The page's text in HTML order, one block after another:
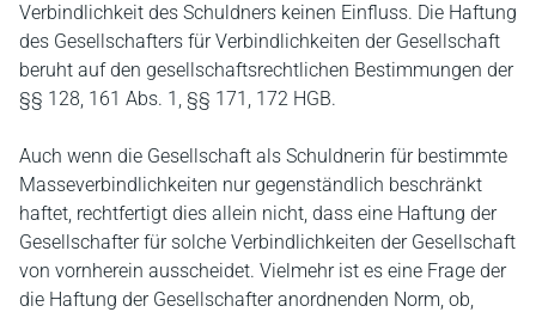
Verbindlichkeit des Schuldners keinen Einfluss. Die Haftung
des Gesellschafters für Verbindlichkeiten der Gesellschaft
beruht auf den gesellschaftsrechtlichen Bestimmungen der
§§ 128, 161 Abs. 1, §§ 171, 172 HGB.
Auch wenn die Gesellschaft als Schuldnerin für bestimmte
Masseverbindlichkeiten nur gegenständlich beschränkt
haftet, rechtfertigt dies allein nicht, dass eine Haftung der
Gesellschafter für solche Verbindlichkeiten der Gesellschaft
von vornherein ausscheidet. Vielmehr ist es eine Frage der
die Haftung der Gesellschafter anordnenden Norm, ob,